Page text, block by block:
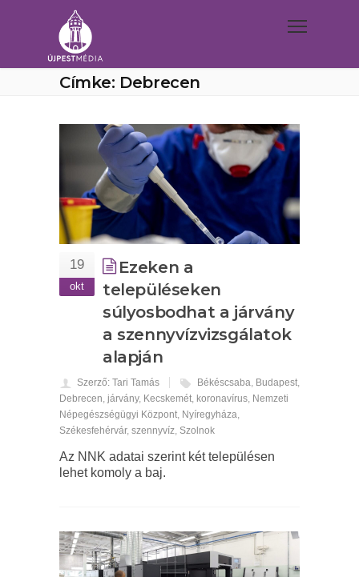
Címke: Debrecen
19
okt
Ezeken a
településeken
súlyosbodhat a járvány
a szennyvízvizsgálatok
alapján
Szerző: Tari Tamás Békéscsaba, Budapest,
Debrecen, járvány, Kecskemét, koronavírus, Nemzeti
Népegészségügyi Központ, Nyíregyháza,
Székesfehérvár, szennyvíz, Szolnok
Az NNK adatai szerint két településen
lehet komoly a baj.